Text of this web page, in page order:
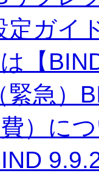
定ガイ
【
緊急）
）に